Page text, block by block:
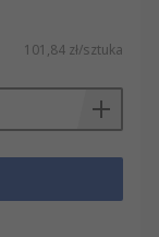
101,84 zł/sztuka